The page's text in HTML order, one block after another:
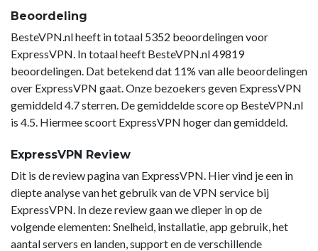
Beoordeling
BesteVPN.nl heeft in totaal 5352 beoordelingen voor
ExpressVPN. In totaal heeft BesteVPN.nl 49819
beoordelingen. Dat betekend dat 11% van alle beoordelingen
over ExpressVPN gaat. Onze bezoekers geven ExpressVPN
gemiddeld 4.7 sterren. De gemiddelde score op BesteVPN.nl
is 4.5. Hiermee scoort ExpressVPN hoger dan gemiddeld.
ExpressVPN Review
Dit is de review pagina van ExpressVPN. Hier vind je een in
diepte analyse van het gebruik van de VPN service bij
ExpressVPN. In deze review gaan we dieper in op de
volgende elementen: Snelheid, installatie, app gebruik, het
aantal servers en landen, support en de verschillende